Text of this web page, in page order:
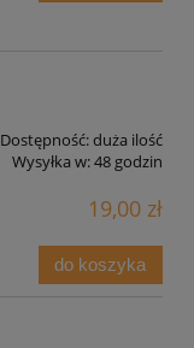
Dostępność:duża ilość
Wysyłka w:48 godzin
19,00 zł
do koszyka